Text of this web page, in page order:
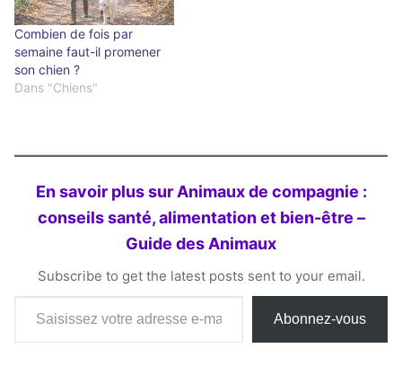
Combien de fois par
semaine faut-il promener
son chien ?
Dans "Chiens"
En savoir plus sur Animaux de compagnie :
conseils santé, alimentation et bien-être –
Guide des Animaux
Subscribe to get the latest posts sent to your email.
Saisissez votre adresse e-mail…
Abonnez-vous